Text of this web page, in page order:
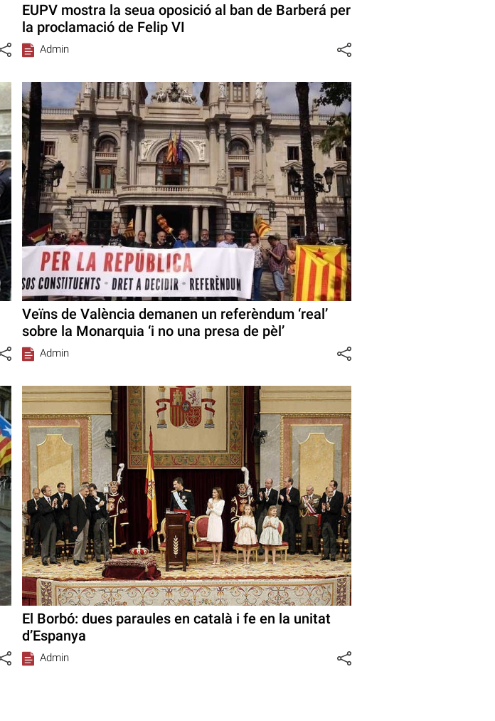
EUPV mostra la seua oposició al ban de Barberá per
la proclamació de Felip VI
Admin
Veïns de València demanen un referèndum ‘real’
sobre la Monarquia ‘i no una presa de pèl’
Admin
El Borbó: dues paraules en català i fe en la unitat
d’Espanya
Admin